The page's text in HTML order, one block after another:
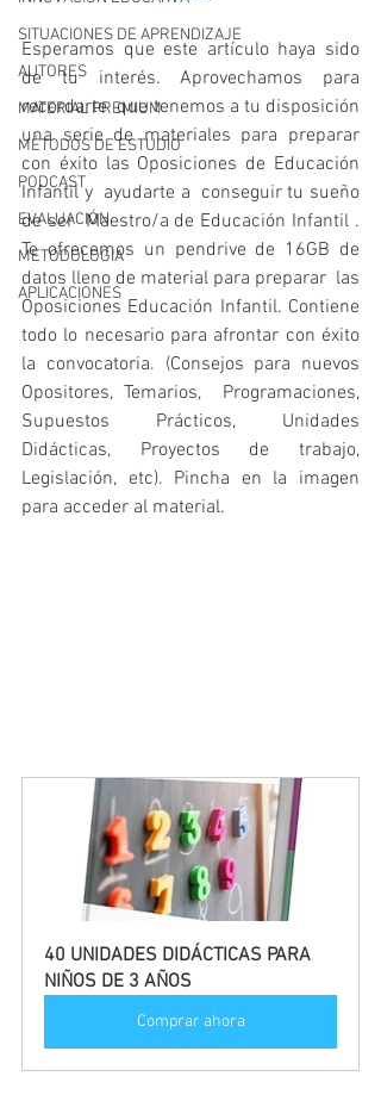
SITUACIONES DE APRENDIZAJE
AUTORES
MATERIAL PREMIUM
MÉTODOS DE ESTUDIO
PODCAST
EVALUACIÓN
METODOLOGIA
APLICACIONES
Esperamos que este artículo haya sido
de tu interés. Aprovechamos para
recordarte  que tenemos a tu disposición
una serie de materiales para preparar
con éxito las Oposiciones de Educación
Infantil y  ayudarte a  conseguir tu sueño
de ser  Maestro/a de Educación Infantil .
Te ofrecemos un pendrive de 16GB de
datos lleno de material para preparar  las
Oposiciones Educación Infantil. Contiene
todo lo necesario para afrontar con éxito
la convocatoria. (Consejos para nuevos
Opositores, Temarios,  Programaciones,
Supuestos Prácticos, Unidades
Didácticas, Proyectos de trabajo,
Legislación, etc). Pincha en la imagen
para acceder al material.
40 UNIDADES DIDÁCTICAS PARA
NIÑOS DE 3 AÑOS
Comprar ahora